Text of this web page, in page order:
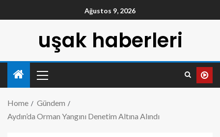
Ağustos 9, 2026
uşak haberleri
Home
Gündem
Aydın’da Orman Yangını Denetim Altına Alındı